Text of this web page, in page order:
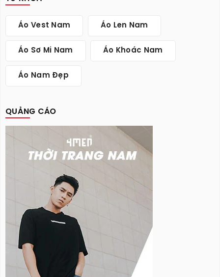
Áo Vest Nam Áo Len Nam
Áo Sơ Mi Nam Áo Khoác Nam
Áo Nam Đẹp
QUẢNG CÁO